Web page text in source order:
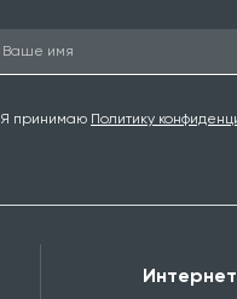
Я принимаю Политику